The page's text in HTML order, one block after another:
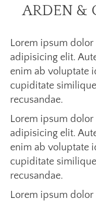
ARDEN &
Lorem ipsum
adipisicing elit.
enim ab voluptate
cupiditate
recusandae.
Lorem ipsum
adipisicing elit.
enim ab voluptate
cupiditate
recusandae.
Lorem ipsum